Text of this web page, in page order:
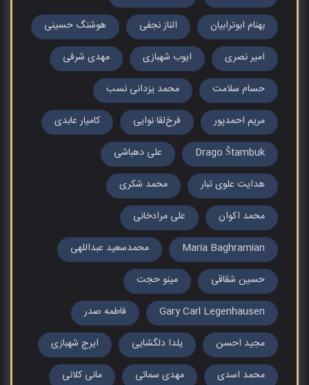
بهنام ابوترابیان الناز نجفی هوشنگ حسینی
امیر نصری ایوب شهبازی مهدی شرفی
حسام سلامت محمد یزدانی نسب
مریم احمدپور فرخ‌لقا نوایی کامیار عابدی
Drago Štambuk علی دهباشی
هدایت علوی تبار محمد شکری
محمد اکوان علی مرادخانی
Maria Baghramian محمدسعید عبداللهی
حسین شقاقی مینو حجت
Gary Carl Legenhausen فاطمه صدر
مجید احسن یلدا دلگشایی ایرج شهبازی
محمد اسدی مهدی سمائی مانی کلانی